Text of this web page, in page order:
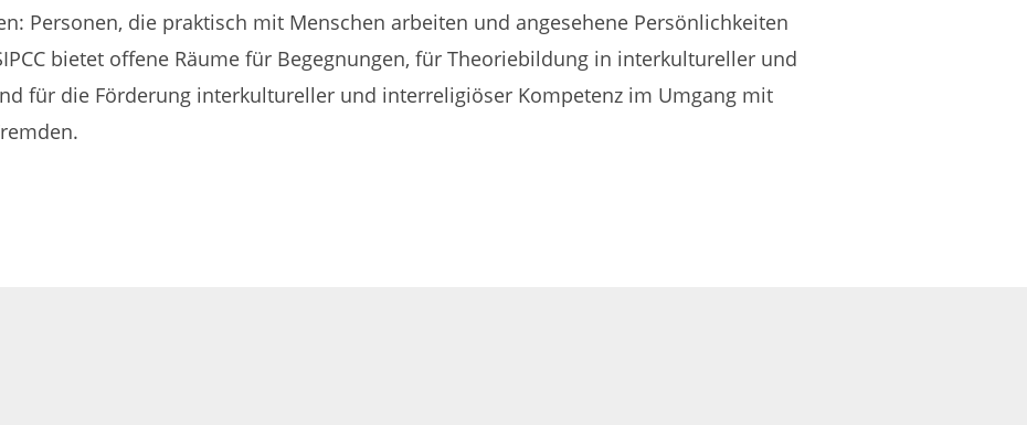
Personen, die praktisch mit Menschen arbeiten und angesehene Persönlichkeiten
bietet offene Räume für Begegnungen, für Theoriebildung in interkultureller und
für die Förderung interkultureller und interreligiöser Kompetenz im Umgang mit